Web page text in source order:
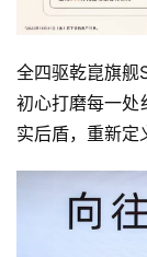
全四驱乾崑旗
初心打磨每一处
实后盾，重新定